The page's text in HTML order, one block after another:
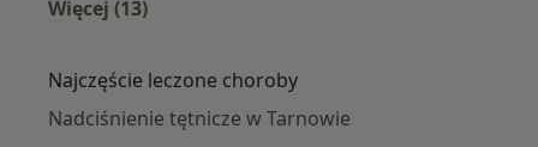
Więcej (13)
Najczęście leczone choroby
Nadciśnienie tętnicze w Tarnowie